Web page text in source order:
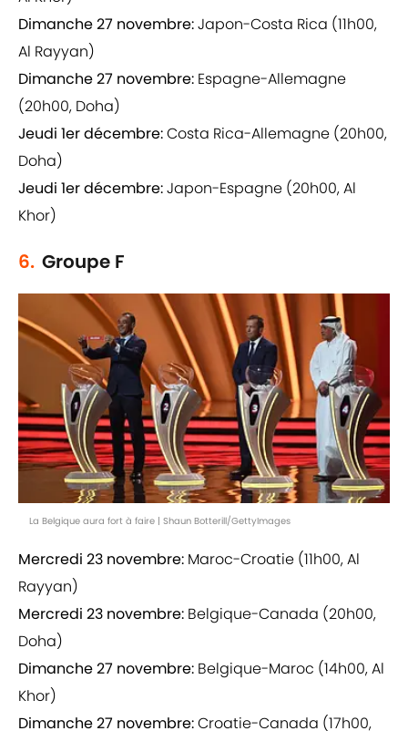
Dimanche 27 novembre:Japon-Costa Rica (11h00,
Al Rayyan)
Dimanche 27 novembre: Espagne-Allemagne
(20h00, Doha)
Jeudi 1er décembre:Costa Rica-Allemagne (20h00,
Doha)
Jeudi 1er décembre:Japon-Espagne (20h00, Al
Khor)
6. Groupe F
La Belgique aura fort à faire | Shaun Botterill/GettyImages
Mercredi 23 novembre: Maroc-Croatie (11h00, Al
Rayyan)
Mercredi 23 novembre: Belgique-Canada (20h00,
Doha)
Dimanche 27 novembre: Belgique-Maroc (14h00, Al
Khor)
Dimanche 27 novembre:Croatie-Canada (17h00,